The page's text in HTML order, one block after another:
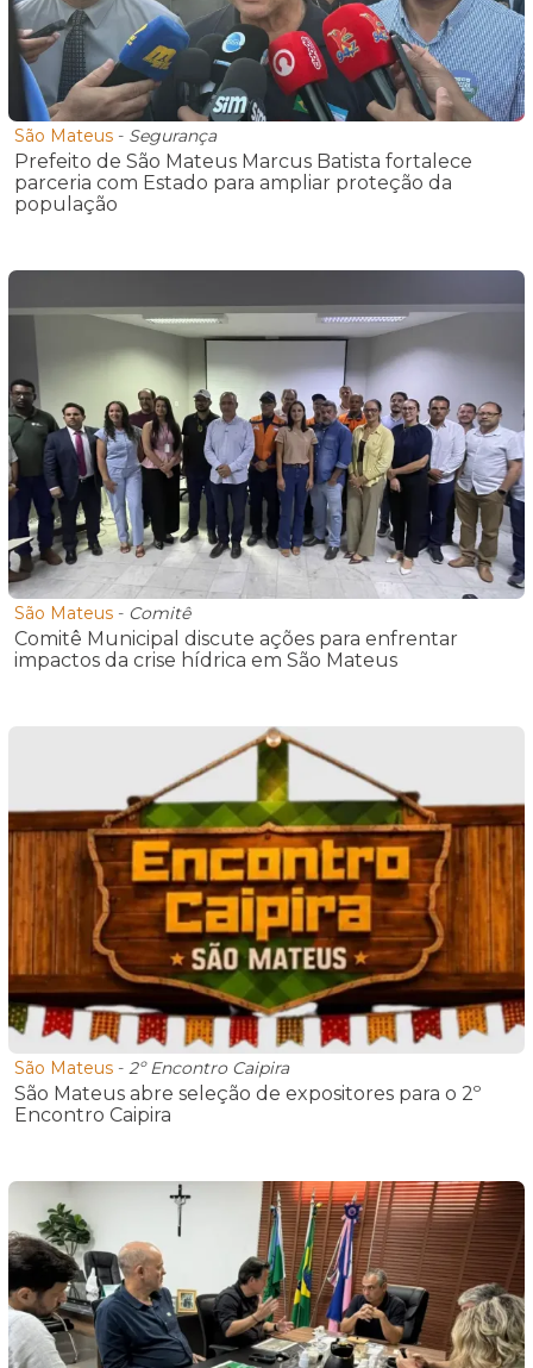
São Mateus - Segurança
Prefeito de São Mateus Marcus Batista fortalece
parceria com Estado para ampliar proteção da
população
São Mateus - Comitê
Comitê Municipal discute ações para enfrentar
impactos da crise hídrica em São Mateus
São Mateus - 2º Encontro Caipira
São Mateus abre seleção de expositores para o 2º
Encontro Caipira